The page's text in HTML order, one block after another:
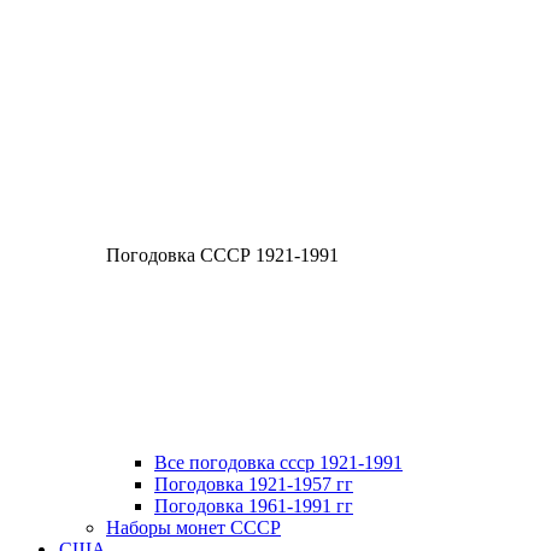
Погодовка СССР 1921-1991
Все погодовка ссср 1921-1991
Погодовка 1921-1957 гг
Погодовка 1961-1991 гг
Наборы монет СССР